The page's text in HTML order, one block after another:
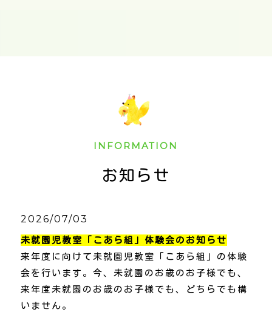
INFORMATION
お知らせ
2026/07/03
未就園児教室「こあら組」体験会のお知らせ
来年度に向けて未就園児教室「こあら組」の体験
会を行います。今、未就園のお歳のお子様でも、
来年度未就園のお歳のお子様でも、どちらでも構
いません。